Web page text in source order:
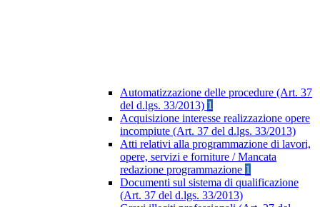
Automatizzazione delle procedure (Art. 37
del d.lgs. 33/2013) 1
Acquisizione interesse realizzazione opere
incompiute (Art. 37 del d.lgs. 33/2013)
Atti relativi alla programmazione di lavori,
opere, servizi e forniture / Mancata
redazione programmazione 1
Documenti sul sistema di qualificazione
(Art. 37 del d.lgs. 33/2013)